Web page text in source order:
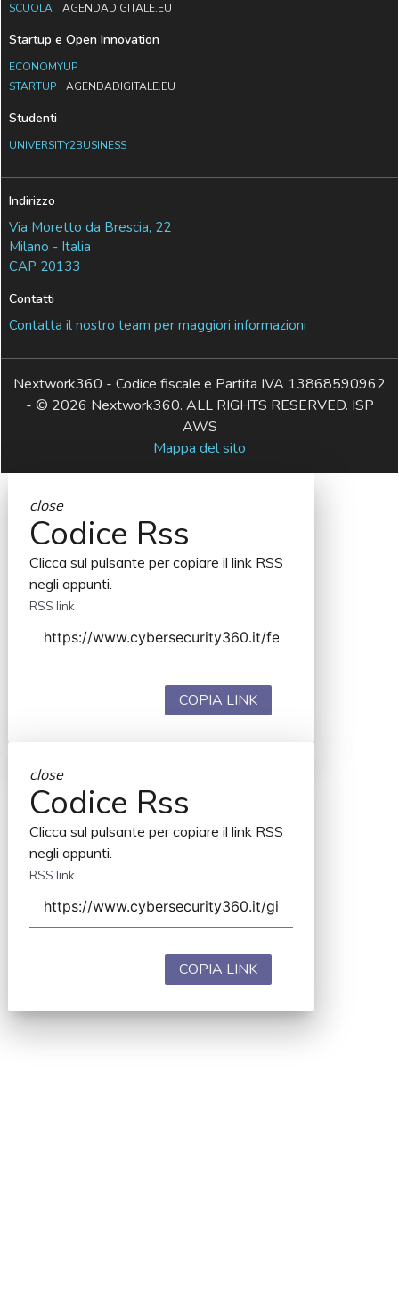
SCUOLA
AGENDADIGITALE.EU
Startup e Open Innovation
ECONOMYUP
STARTUP
AGENDADIGITALE.EU
Studenti
UNIVERSITY2BUSINESS
Indirizzo
Via Moretto da Brescia, 22
Milano - Italia
CAP 20133
Contatti
Contatta il nostro team per maggiori informazioni
Nextwork360 - Codice fiscale e Partita IVA 13868590962
- © 2026 Nextwork360. ALL RIGHTS RESERVED. ISP
AWS
Mappa del sito
close
Codice Rss
Clicca sul pulsante per copiare il link RSS
negli appunti.
RSS link
COPIA LINK
close
Codice Rss
Clicca sul pulsante per copiare il link RSS
negli appunti.
RSS link
COPIA LINK